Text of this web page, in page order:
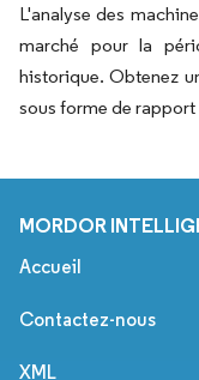
L'analyse des
marché pour la
historique. Obtenez
sous forme de
MORDOR
Accueil
Contactez-nous
XML